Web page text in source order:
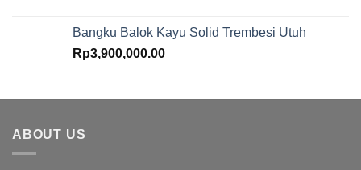
Bangku Balok Kayu Solid Trembesi Utuh
Rp3,900,000.00
ABOUT US